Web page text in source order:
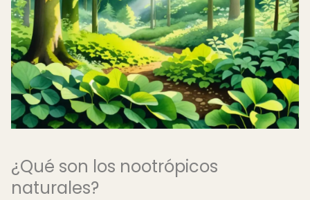
¿Qué son los nootrópicos
naturales?